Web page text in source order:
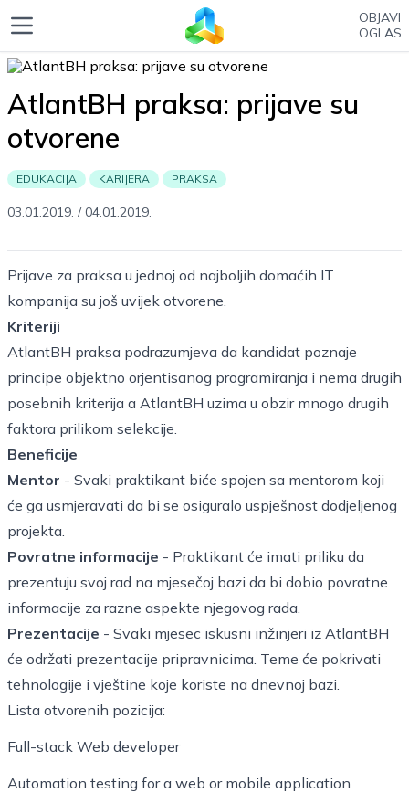
OBJAVI
OGLAS
AtlantBH praksa: prijave su
otvorene
EDUKACIJA KARIJERA PRAKSA
03.01.2019. /04.01.2019.
Prijave za praksa u jednoj od najboljih domaćih IT
kompanija su još uvijek otvorene.
Kriteriji
AtlantBH praksa podrazumjeva da kandidat poznaje
principe objektno orjentisanog programiranja i nema drugih
posebnih kriterija a AtlantBH uzima u obzir mnogo drugih
faktora prilikom selekcije.
Beneficije
Mentor - Svaki praktikant biće spojen sa mentorom koji
će ga usmjeravati da bi se osiguralo uspješnost dodjeljenog
projekta.
Povratne informacije - Praktikant će imati priliku da
prezentuju svoj rad na mjesečoj bazi da bi dobio povratne
informacije za razne aspekte njegovog rada.
Prezentacije - Svaki mjesec iskusni inžinjeri iz AtlantBH
će održati prezentacije pripravnicima. Teme će pokrivati
tehnologije i vještine koje koriste na dnevnoj bazi.
Lista otvorenih pozicija:
Full-stack Web developer
Automation testing for a web or mobile application